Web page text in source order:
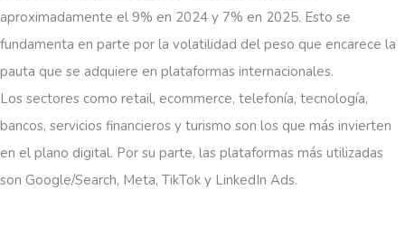
aproximadamente el 9% en 2024 y 7% en 2025. Esto se
fundamenta en parte por la volatilidad del peso que encarece la
pauta que se adquiere en plataformas internacionales.
Los sectores como retail, ecommerce, telefonía, tecnología,
bancos, servicios financieros y turismo son los que más invierten
en el plano digital. Por su parte, las plataformas más utilizadas
son Google/Search, Meta, TikTok y LinkedIn Ads.